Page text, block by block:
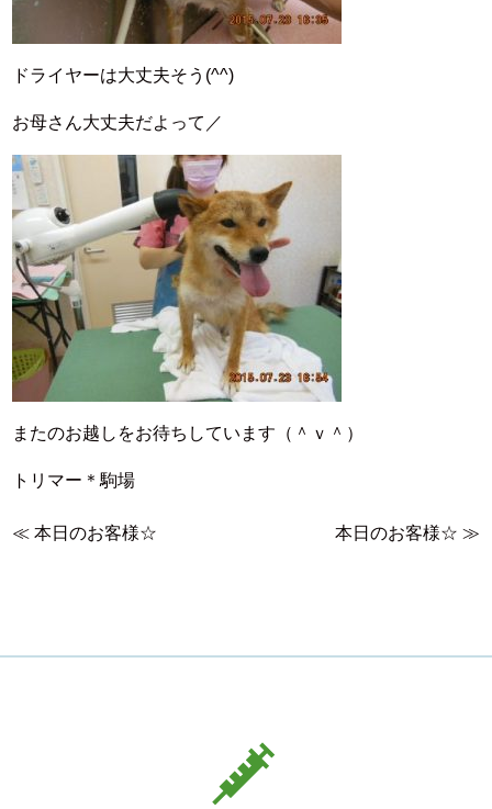
ドライヤーは大丈夫そう(^^)
お母さん大丈夫だよって／
またのお越しをお待ちしています（＾ｖ＾）
トリマー＊駒場
≪本日のお客様☆ 本日のお客様☆ ≫